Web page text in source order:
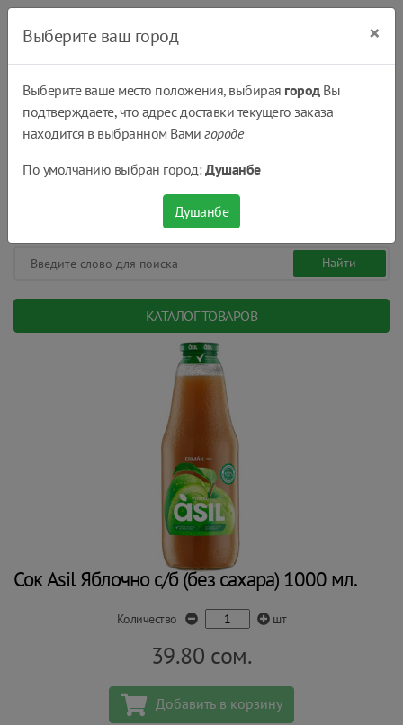
КАТАЛОГ ТОВАРОВ
Сок Asil Яблочно с/б (без сахара) 1000 мл.
Количество шт
39.80 сом.
Добавить в корзину
Выберите ваш город ×
Выберите ваше место положения, выбирая городВы
подтверждаете, что адрес доставки текущего заказа
находится в выбранном Вамигороде
По умолчанию выбран город:Душанбе
Душанбе